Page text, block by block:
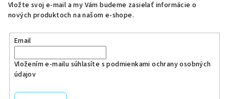
Vložte svoj e-mail a my Vám budeme zasielať informácie o
nových produktoch na našom e-shope.
Email
Vložením e-mailu súhlasíte spodmienkami ochrany osobných
údajov